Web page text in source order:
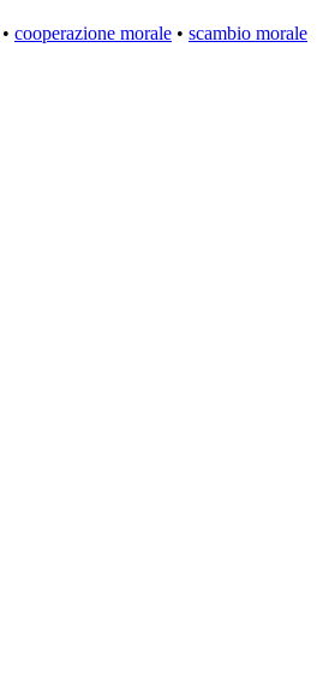
• cooperazione morale • scambio morale